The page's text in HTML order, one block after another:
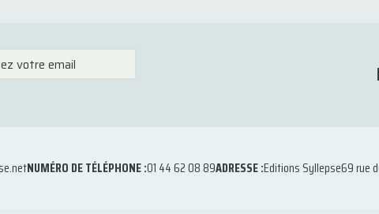
NUMÉRO DE TÉLÉPHONE :01 44 62 08 89ADRESSE :Editions Syllepse69 rue